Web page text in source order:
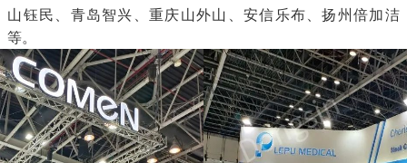
山钰民、青岛智兴、重庆山外山、安信乐布、扬州倍加洁
等。